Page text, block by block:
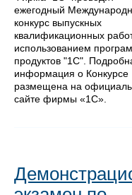
ежегодный
конкурс выпускных
квалификационных
использованием
продуктов "1С".
информация о Конкурсе
размещена на
сайте фирмы «1С».